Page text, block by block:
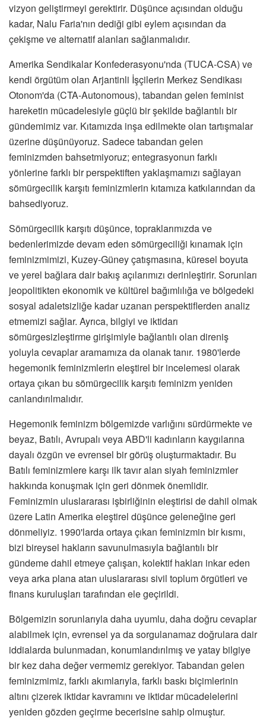
vizyon geliştirmeyi gerektirir. Düşünce açısından olduğu
kadar, Nalu Faria'nın dediği gibi eylem açısından da
çekişme ve alternatif alanları sağlanmalıdır.
Amerika Sendikalar Konfederasyonu'nda (TUCA-CSA) ve
kendi örgütüm olan Arjantinli İşçilerin Merkez Sendikası
Otonom'da (CTA-Autonomous), tabandan gelen feminist
hareketin mücadelesiyle güçlü bir şekilde bağlantılı bir
gündemimiz var. Kıtamızda inşa edilmekte olan tartışmalar
üzerine düşünüyoruz. Sadece tabandan gelen
feminizmden bahsetmiyoruz; entegrasyonun farklı
yönlerine farklı bir perspektiften yaklaşmamızı sağlayan
sömürgecilik karşıtı feminizmlerin kıtamıza katkılarından da
bahsediyoruz.
Sömürgecilik karşıtı düşünce, topraklarımızda ve
bedenlerimizde devam eden sömürgeciliği kınamak için
feminizmimizi, Kuzey-Güney çatışmasına, küresel boyuta
ve yerel bağlara dair bakış açılarımızı derinleştirir. Sorunları
jeopolitikten ekonomik ve kültürel bağımlılığa ve bölgedeki
sosyal adaletsizliğe kadar uzanan perspektiflerden analiz
etmemizi sağlar. Ayrıca, bilgiyi ve iktidarı
sömürgesizleştirme girişimiyle bağlantılı olan direniş
yoluyla cevaplar aramamıza da olanak tanır. 1980'lerde
hegemonik feminizmlerin eleştirel bir incelemesi olarak
ortaya çıkan bu sömürgecilik karşıtı feminizm yeniden
canlandırılmalıdır.
Hegemonik feminizm bölgemizde varlığını sürdürmekte ve
beyaz, Batılı, Avrupalı veya ABD'li kadınların kaygılarına
dayalı özgün ve evrensel bir görüş oluşturmaktadır. Bu
Batılı feminizmlere karşı ilk tavır alan siyah feminizmler
hakkında konuşmak için geri dönmek önemlidir.
Feminizmin uluslararası işbirliğinin eleştirisi de dahil olmak
üzere Latin Amerika eleştirel düşünce geleneğine geri
dönmeliyiz. 1990'larda ortaya çıkan feminizmin bir kısmı,
bizi bireysel hakların savunulmasıyla bağlantılı bir
gündeme dahil etmeye çalışan, kolektif hakları inkar eden
veya arka plana atan uluslararası sivil toplum örgütleri ve
finans kuruluşları tarafından ele geçirildi.
Bölgemizin sorunlarıyla daha uyumlu, daha doğru cevaplar
alabilmek için, evrensel ya da sorgulanamaz doğrulara dair
iddialarda bulunmadan, konumlandırılmış ve yatay bilgiye
bir kez daha değer vermemiz gerekiyor. Tabandan gelen
feminizmimiz, farklı akımlarıyla, farklı baskı biçimlerinin
altını çizerek iktidar kavramını ve iktidar mücadelelerini
yeniden gözden geçirme becerisine sahip olmuştur.